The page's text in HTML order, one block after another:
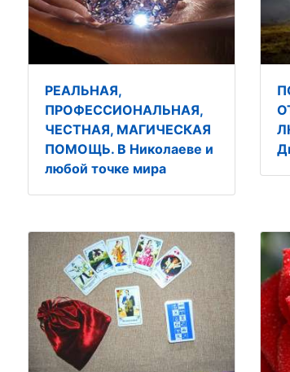
РЕАЛЬНАЯ,
ПРОФЕССИОНАЛЬНАЯ,
ЧЕСТНАЯ, МАГИЧЕСКАЯ
ПОМОЩЬ. В Николаеве и
любой точке мира